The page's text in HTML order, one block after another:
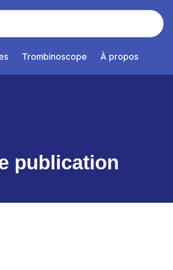
Trombinoscope À propos
publication